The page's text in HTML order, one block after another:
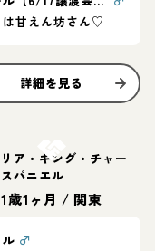
は甘えん坊さん♡
詳細を見る
ア・キング・チャー
パニエル
1歳1ヶ月 / 関東
♂